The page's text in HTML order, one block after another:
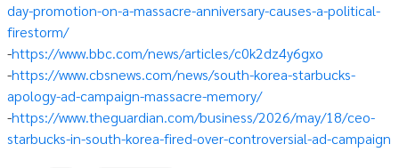
day-promotion-on-a-massacre-anniversary-causes-a-political-
firestorm/
-https://www.bbc.com/news/articles/c0k2dz4y6gxo
-https://www.cbsnews.com/news/south-korea-starbucks-
apology-ad-campaign-massacre-memory/
-https://www.theguardian.com/business/2026/may/18/ceo-
starbucks-in-south-korea-fired-over-controversial-ad-campaign